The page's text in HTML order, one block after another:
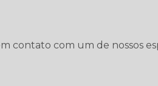
contato com um de nossos